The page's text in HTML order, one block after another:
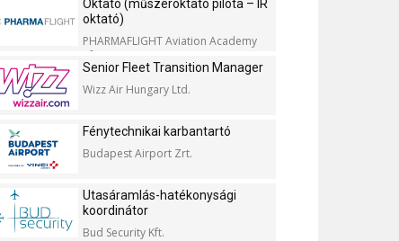
Oktató (műszeroktató pilóta – IR
oktató)
PHARMAFLIGHT Aviation Academy
Kft.
Senior Fleet Transition Manager
Wizz Air Hungary Ltd.
Fénytechnikai karbantartó
Budapest Airport Zrt.
Utasáramlás-hatékonysági
koordinátor
Bud Security Kft.